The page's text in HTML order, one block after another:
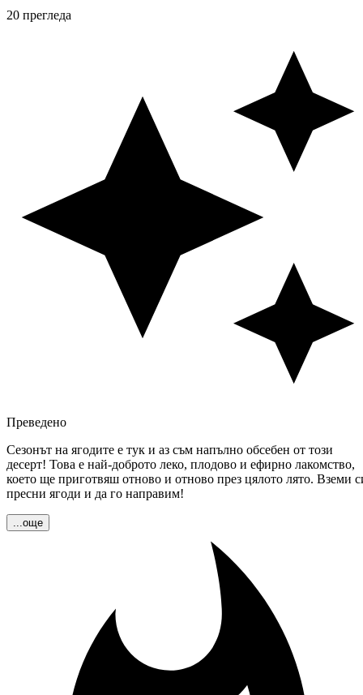
20 прегледа
Преведено
Сезонът на ягодите е тук и аз съм напълно обсебен от този
десерт! Това е най-доброто леко, плодово и ефирно лакомство,
което ще приготвяш отново и отново през цялото лято. Вземи
пресни ягоди и да го направим!
...още